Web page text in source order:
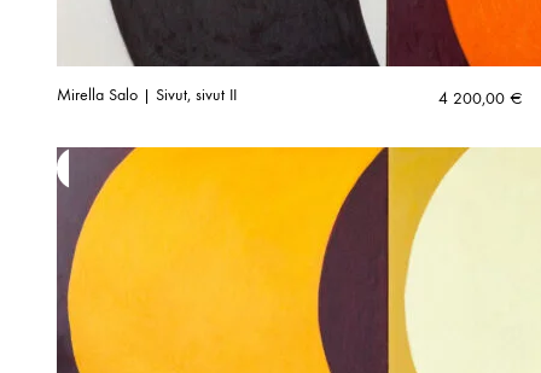
Mirella Salo | Sivut, sivut II 4 200,00 €